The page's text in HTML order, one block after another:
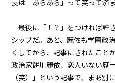
不信
一章
不信
一章
不信
長は「あらあら」って笑って済
最後に「！？」をつければ許
シップだ。あと、麗依も学園政
くしてから、記事にされたこと
政治家餅川麗依、恋人いない歴
（笑）」という記事で、まあ別